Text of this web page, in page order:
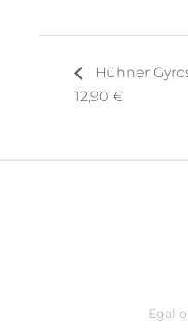
Hühner
12,90 €
Egal